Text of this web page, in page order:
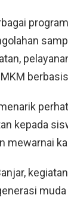
kepada
mewarnai
muda